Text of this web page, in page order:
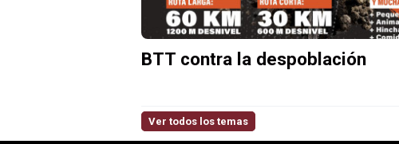
BTT contra la despoblación
Ver todos los temas